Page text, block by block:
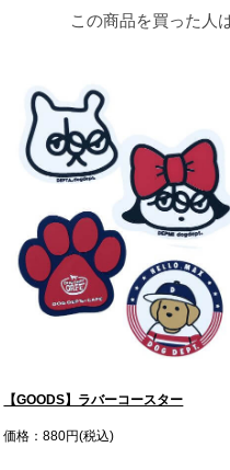
この商品を買った人
【GOODS】ラバーコースター
価格：880円(税込)